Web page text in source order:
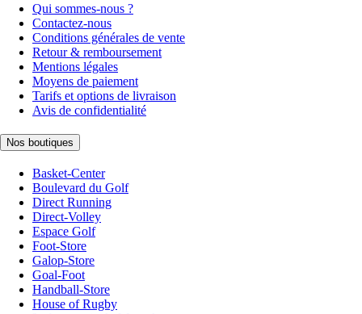
Qui sommes-nous ?
Contactez-nous
Conditions générales de vente
Retour & remboursement
Mentions légales
Moyens de paiement
Tarifs et options de livraison
Avis de confidentialité
Nos boutiques
Basket-Center
Boulevard du Golf
Direct Running
Direct-Volley
Espace Golf
Foot-Store
Galop-Store
Goal-Foot
Handball-Store
House of Rugby